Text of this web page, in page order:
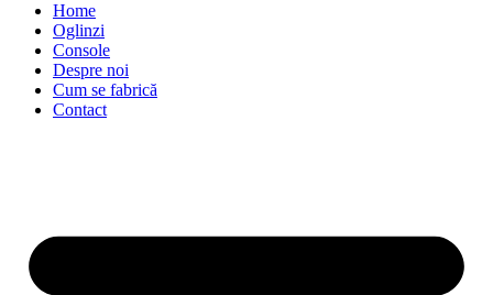
Home
Oglinzi
Console
Despre noi
Cum se fabrică
Contact